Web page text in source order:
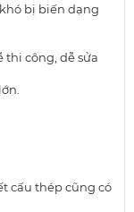
bị biến dạng
thi công, dễ sửa
cấu thép cũng có